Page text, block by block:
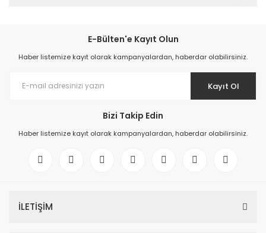
E-Bülten'e Kayıt Olun
Haber listemize kayıt olarak kampanyalardan, haberdar olabilirsiniz.
Kayıt Ol
Bizi Takip Edin
Haber listemize kayıt olarak kampanyalardan, haberdar olabilirsiniz.
İLETİŞİM